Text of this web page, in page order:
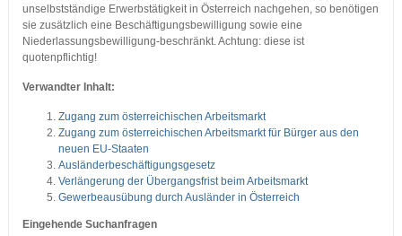
unselbstständige Erwerbstätigkeit in Österreich nachgehen, so benötigen
sie zusätzlich eine Beschäftigungsbewilligung sowie eine
Niederlassungsbewilligung-beschränkt. Achtung: diese ist
quotenpflichtig!
Verwandter Inhalt:
Zugang zum österreichischen Arbeitsmarkt
Zugang zum österreichischen Arbeitsmarkt für Bürger aus den
neuen EU-Staaten
Ausländerbeschäftigungsgesetz
Verlängerung der Übergangsfrist beim Arbeitsmarkt
Gewerbeausübung durch Ausländer in Österreich
Eingehende Suchanfragen